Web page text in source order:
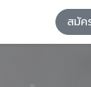
สมัค